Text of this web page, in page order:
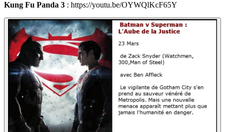
Kung Fu Panda 3 : https://youtu.be/OYWQlKcF65Y